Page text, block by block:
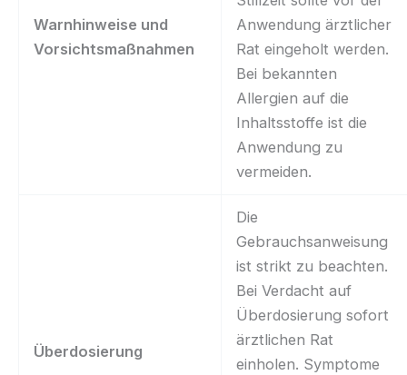
Warnhinweise und
Vorsichtsmaßnahmen
Anwendung ärztlicher
Rat eingeholt werden.
Bei bekannten
Allergien auf die
Inhaltsstoffe ist die
Anwendung zu
vermeiden.
Überdosierung
Die
Gebrauchsanweisung
ist strikt zu beachten.
Bei Verdacht auf
Überdosierung sofort
ärztlichen Rat
einholen. Symptome